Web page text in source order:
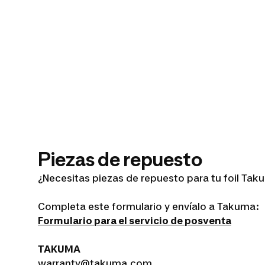
Piezas de repuesto
¿Necesitas piezas de repuesto para tu foil
Completa este formulario y envíalo a Takuma:
Formulario para el servicio de posventa
TAKUMA